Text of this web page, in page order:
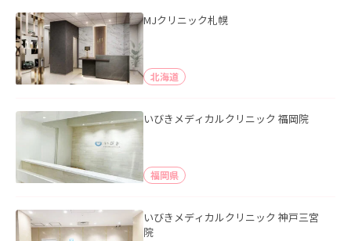
MJクリニック札幌
北海道
いびきメディカルクリニック 福岡院
福岡県
いびきメディカルクリニック 神戸三宮
院